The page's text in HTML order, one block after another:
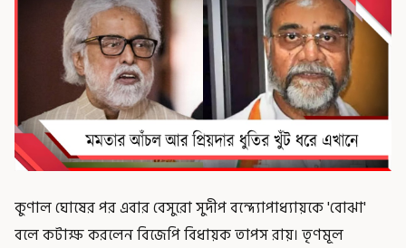
কুণাল ঘোষের পর এবার বেসুরো সুদীপ বন্দ্যোপাধ্যায়কে 'বোঝা'
বলে কটাক্ষ করলেন বিজেপি বিধায়ক তাপস রায়। তৃণমূল